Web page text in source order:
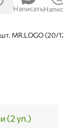
Написать
MR.LOGO (20/
(2 уп.)